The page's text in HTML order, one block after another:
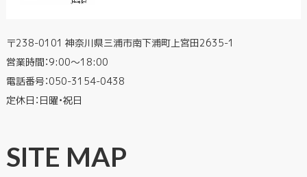
〒238-0101 神奈川県三浦市南下浦町上宮田2635-1
営業時間：9:00〜18:00
電話番号：050-3154-0438
定休日：日曜・祝日
SITE MAP